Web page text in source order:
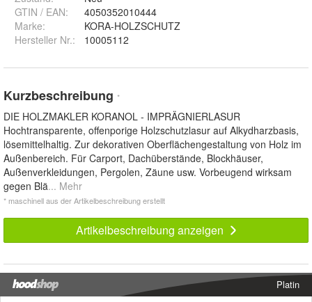
GTIN / EAN:
4050352010444
Marke:
KORA-HOLZSCHUTZ
Hersteller Nr.:
10005112
Kurzbeschreibung *
DIE HOLZMAKLER KORANOL - IMPRÄGNIERLASUR
Hochtransparente, offenporige Holzschutzlasur auf Alkydharzbasis,
lösemittelhaltig. Zur dekorativen Oberflächengestaltung von Holz im
Außenbereich. Für Carport, Dachüberstände, Blockhäuser,
Außenverkleidungen, Pergolen, Zäune usw. Vorbeugend wirksam
gegen Blä... Mehr
* maschinell aus der Artikelbeschreibung erstellt
Artikelbeschreibung anzeigen
Platin